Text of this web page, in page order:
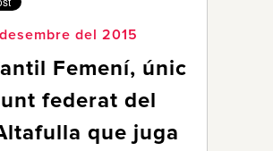
del 2015
Femení, únic
federat del
que juga